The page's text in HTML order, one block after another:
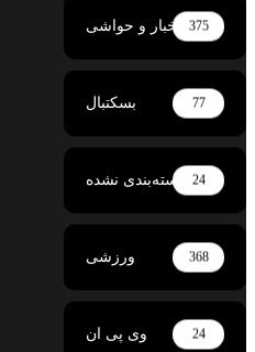
اخبار و حواشی
بسکتبال
دسته‌بندی نشده
ورزشی
وی پی ان